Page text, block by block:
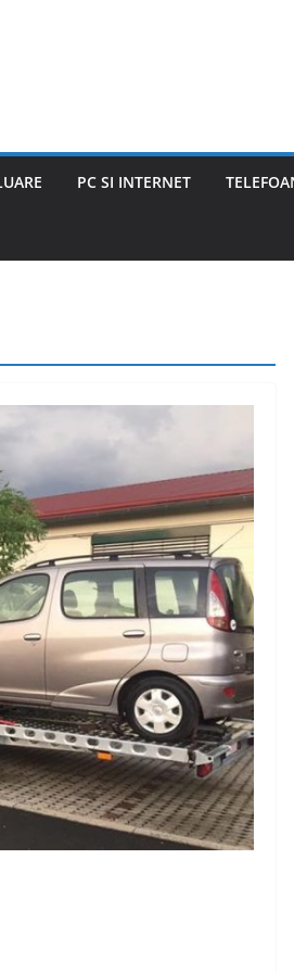
PC SI INTERNET
dintre
seo si
1, 2024 Chiroiu Mircea Ionut